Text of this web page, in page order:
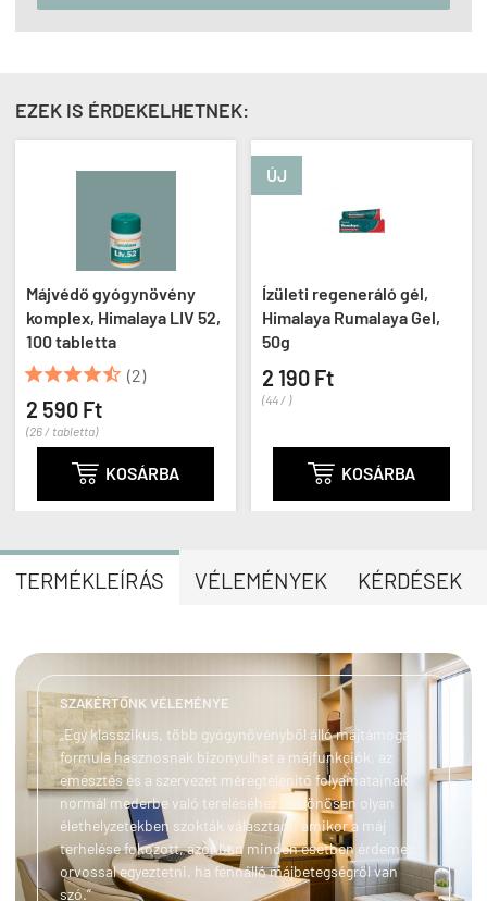
EZEK IS ÉRDEKELHETNEK:
52,
ÚJ
Ízületi regeneráló gél,
Himalaya Rumalaya Gel,
50g
2 190 Ft
(44 / )
 KOSÁRBA
Melatonin 3 mg, Now
Melatonin, 2x60
(48 / kapszula)
 KOSÁRBA
TERMÉKLEÍRÁS VÉLEMÉNYEK KÉRDÉSEK
SZAKÉRTŐNK VÉLEMÉNYE
„Egy klasszikus, több gyógynövényből álló májtámogató
formula hasznosnak bizonyulhat a májfunkciók, az
emésztés és a szervezet méregtelenítő folyamatainak
normál mederbe való tereléséhez. Különösen olyan
élethelyzetekben szokták választani, amikor a máj
terhelése fokozott, azonban minden esetben érdemes
orvossal egyeztetni, ha fennálló májbetegségről van
szó.”